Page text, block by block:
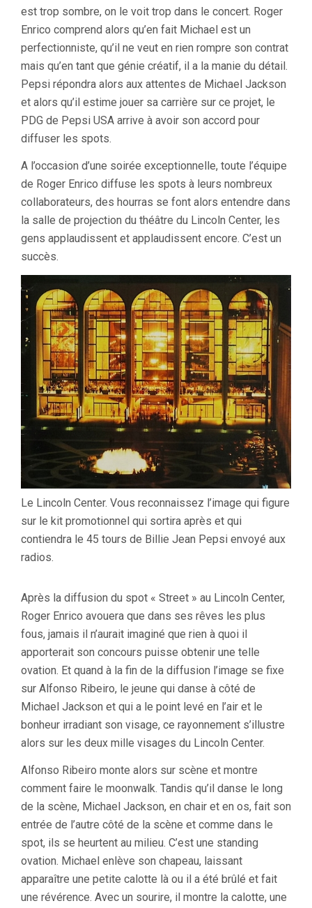
est trop sombre, on le voit trop dans le concert. Roger
Enrico comprend alors qu’en fait Michael est un
perfectionniste, qu’il ne veut en rien rompre son contrat
mais qu’en tant que génie créatif, il a la manie du détail.
Pepsi répondra alors aux attentes de Michael Jackson
et alors qu’il estime jouer sa carrière sur ce projet, le
PDG de Pepsi USA arrive à avoir son accord pour
diffuser les spots.
A l’occasion d’une soirée exceptionnelle, toute l’équipe
de Roger Enrico diffuse les spots à leurs nombreux
collaborateurs, des hourras se font alors entendre dans
la salle de projection du théâtre du Lincoln Center, les
gens applaudissent et applaudissent encore. C’est un
succès.
Le Lincoln Center. Vous reconnaissez l’image qui figure
sur le kit promotionnel qui sortira après et qui
contiendra le 45 tours de Billie Jean Pepsi envoyé aux
radios.
Après la diffusion du spot « Street » au Lincoln Center,
Roger Enrico avouera que dans ses rêves les plus
fous, jamais il n’aurait imaginé que rien à quoi il
apporterait son concours puisse obtenir une telle
ovation. Et quand à la fin de la diffusion l’image se fixe
sur Alfonso Ribeiro, le jeune qui danse à côté de
Michael Jackson et qui a le point levé en l’air et le
bonheur irradiant son visage, ce rayonnement s’illustre
alors sur les deux mille visages du Lincoln Center.
Alfonso Ribeiro monte alors sur scène et montre
comment faire le moonwalk. Tandis qu’il danse le long
de la scène, Michael Jackson, en chair et en os, fait son
entrée de l’autre côté de la scène et comme dans le
spot, ils se heurtent au milieu. C’est une standing
ovation. Michael enlève son chapeau, laissant
apparaître une petite calotte là ou il a été brûlé et fait
une révérence. Avec un sourire, il montre la calotte, une